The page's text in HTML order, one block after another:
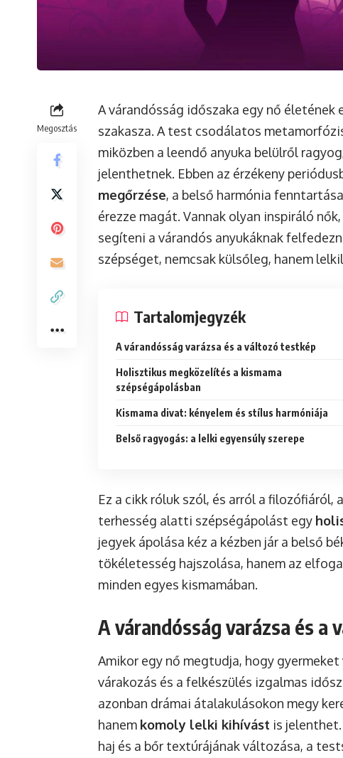
Megosztás
A várandósság időszaka egy nő
szakasza. A test csodálatos
miközben a leendő anyuka belülről
jelenthetnek. Ebben az érzékeny
megőrzése, a belső harmónia
érezze magát. Vannak olyan inspiráló
segíteni a várandós anyukáknak
szépséget, nemcsak külsőleg, hanem
Tartalomjegyzék
A várandósság varázsa és a változó testkép
Holisztikus megközelítés a kismama
szépségápolásban
Kismama divat: kényelem és stílus harmóniája
Belső ragyogás: a lelki egyensúly szerepe
Ez a cikk róluk szól, és arról a
terhesség alatti szépségápolást egy
jegyek ápolása kéz a kézben jár a belső
tökéletesség hajszolása, hanem az
minden egyes kismamában.
A várandósság varázsa és a
Amikor egy nő megtudja, hogy
várakozás és a felkészülés izgalmas
azonban drámai átalakulásokon megy
hanem komoly lelki kihívást is
haj és a bőr textúrájának változása, a